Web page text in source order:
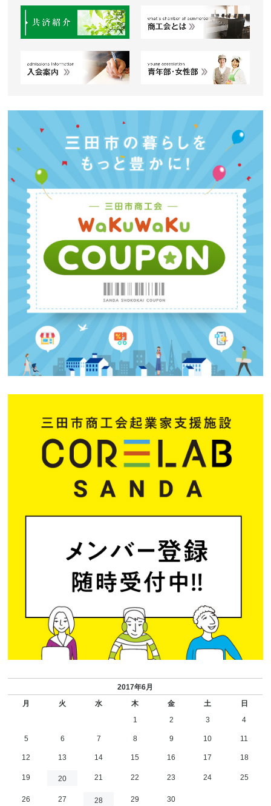
2017年6月
月
火 水 木 金 土
日
1
2 3 4
5 6 7 8 9 10 11
12 13 14 15 16 17 18
19 20 21 22 23 24 25
26 27 28 29 30